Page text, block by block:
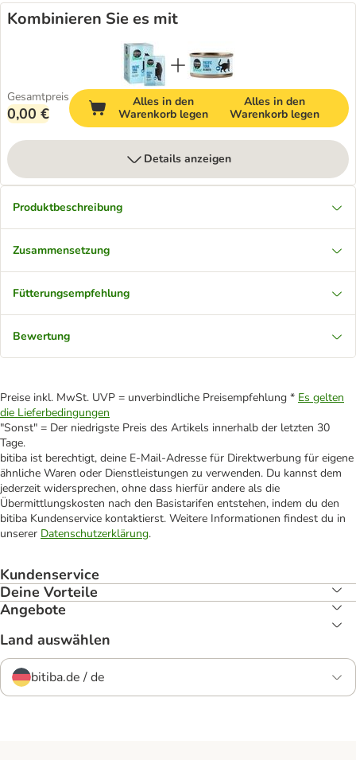
Kombinieren Sie es mit
Gesamtpreis
0,00 €
Alles in den
Warenkorb legen
Alles in den
Warenkorb legen
Details anzeigen
Produktbeschreibung
Zusammensetzung
Fütterungsempfehlung
Bewertung
Preise inkl. MwSt. UVP = unverbindliche Preisempfehlung * Es gelten
die Lieferbedingungen
"Sonst" = Der niedrigste Preis des Artikels innerhalb der letzten 30
Tage.
bitiba ist berechtigt, deine E-Mail-Adresse für Direktwerbung für eigene
ähnliche Waren oder Dienstleistungen zu verwenden. Du kannst dem
jederzeit widersprechen, ohne dass hierfür andere als die
Übermittlungskosten nach den Basistarifen entstehen, indem du den
bitiba Kundenservice kontaktierst. Weitere Informationen findest du in
unserer Datenschutzerklärung.
Kundenservice
Deine Vorteile
Angebote
Land auswählen
bitiba.de / de